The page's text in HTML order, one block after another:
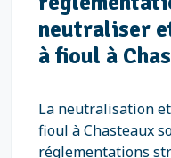
neutraliser
à fioul à
La neutralisation et
fioul à Chasteaux
réglementations